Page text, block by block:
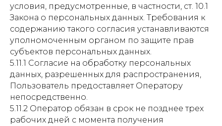
условия, предусмотренные, в частности, ст. 10.1
Закона о персональных данных. Требования к
содержанию такого согласия устанавливаются
уполномоченным органом по защите прав
субъектов персональных данных.
5.11.1 Согласие на обработку персональных
данных, разрешенных для распространения,
Пользователь предоставляет Оператору
непосредственно.
5.11.2 Оператор обязан в срок не позднее трех
рабочих дней с момента получения